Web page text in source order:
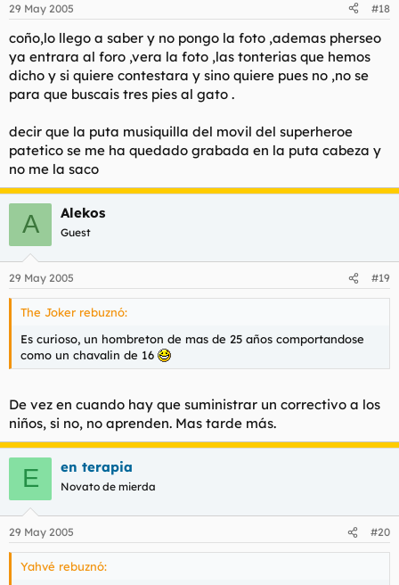
29 May 2005 #18
coño,lo llego a saber y no pongo la foto ,ademas pherseo
ya entrara al foro ,vera la foto ,las tonterias que hemos
dicho y si quiere contestara y sino quiere pues no ,no se
para que buscais tres pies al gato .
decir que la puta musiquilla del movil del superheroe
patetico se me ha quedado grabada en la puta cabeza y
no me la saco
A Alekos
Guest
29 May 2005 #19
The Joker rebuznó:
Es curioso, un hombreton de mas de 25 años comportandose
como un chavalin de 16
De vez en cuando hay que suministrar un correctivo a los
niños, si no, no aprenden. Mas tarde más.
E en terapia
Novato de mierda
29 May 2005 #20
Yahvé rebuznó: